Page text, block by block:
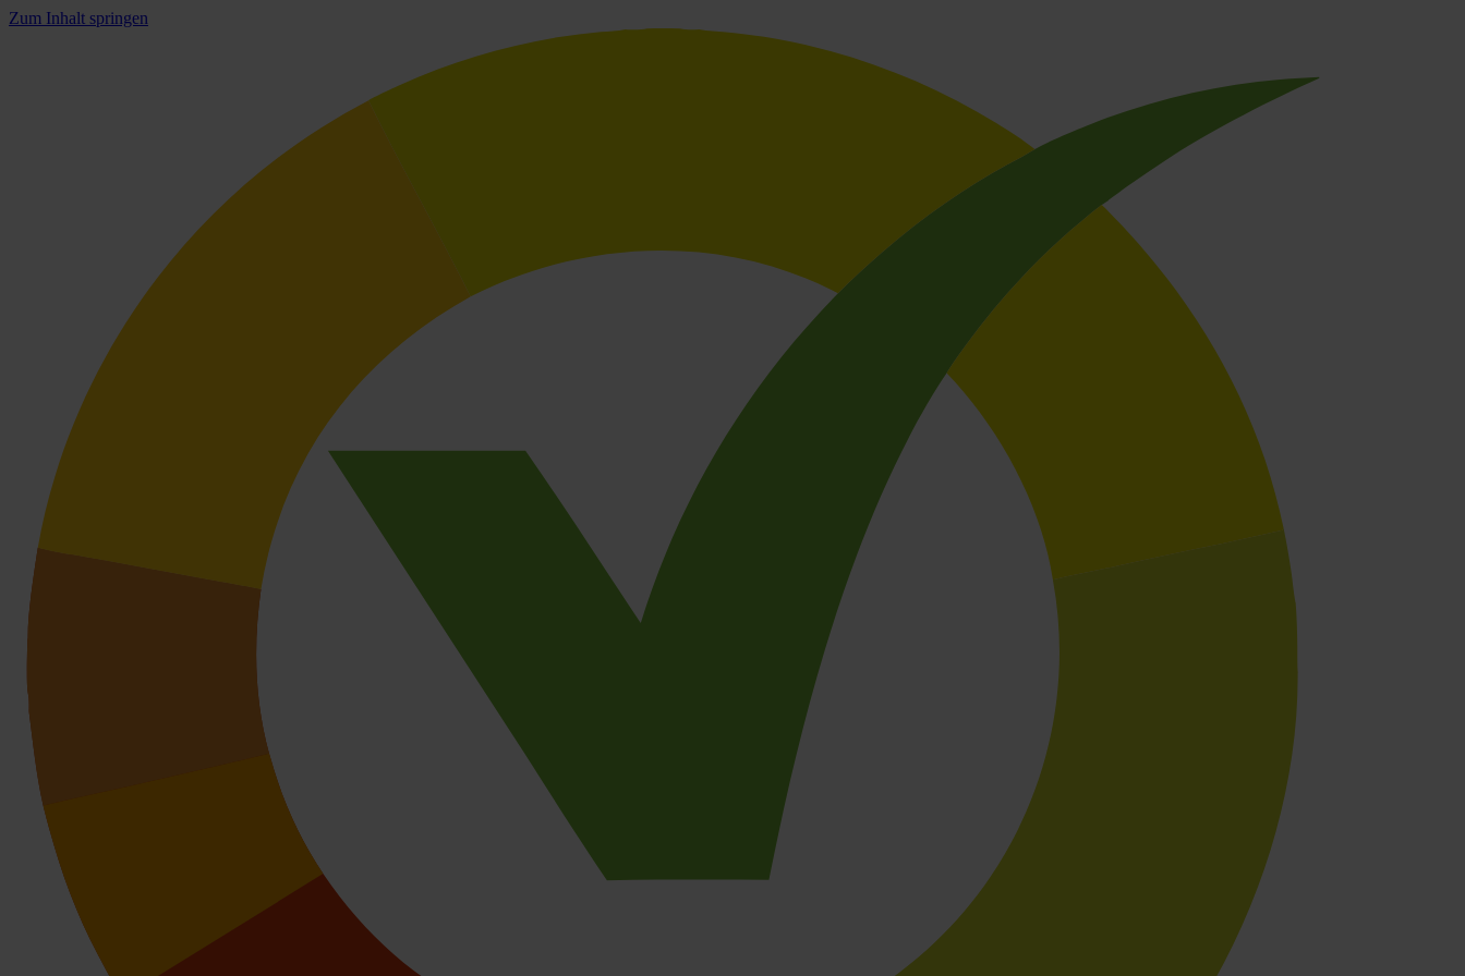
Zum Inhalt springen